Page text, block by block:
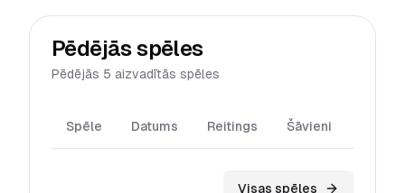
Pēdējās spēles
Pēdējās 5 aizvadītās spēles
Spēle Datums Reitings Šāvieni
Visas spēles